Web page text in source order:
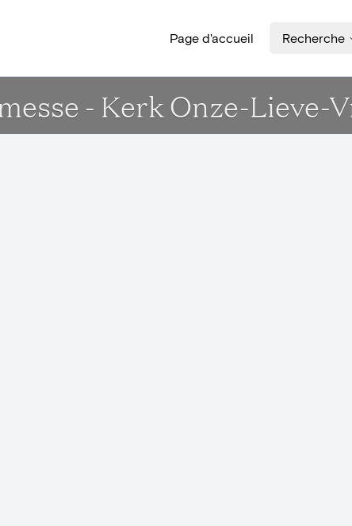
Page d'accueil Recherche
- Kerk Onze-Lieve-